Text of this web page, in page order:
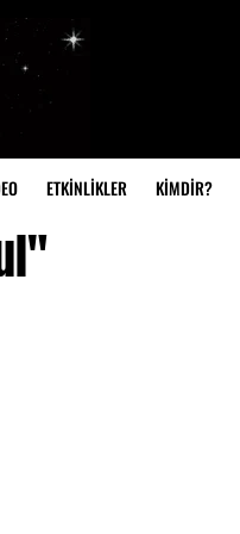
ETKİNLİKLER KİMDİR?